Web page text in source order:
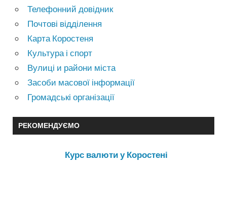
Телефонний довідник
Почтові відділення
Карта Коростеня
Культура і спорт
Вулиці и райони міста
Засоби масової інформації
Громадські організації
РЕКОМЕНДУЄМО
Курс валюти у Коростені